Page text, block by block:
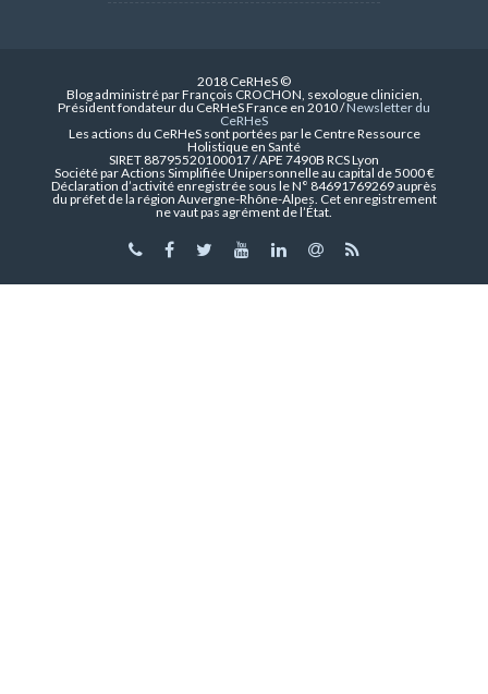
2018 CeRHeS ©
Blog administré par François CROCHON, sexologue clinicien,
Président fondateur du CeRHeS France en 2010 /Newsletter du
CeRHeS
Les actions du CeRHeS sont portées par le Centre Ressource
Holistique en Santé
SIRET 88795520100017 / APE 7490B RCS Lyon
Société par Actions Simplifiée Unipersonnelle au capital de 5000 €
Déclaration d’activité enregistrée sous le N° 84691769269 auprès
du préfet de la région Auvergne-Rhône-Alpes. Cet enregistrement
ne vaut pas agrément de l’État.